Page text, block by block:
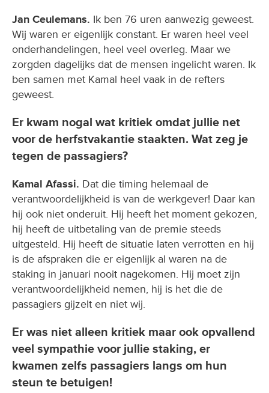
Jan Ceulemans. Ik ben 76 uren aanwezig geweest.
Wij waren er eigenlijk constant. Er waren heel veel
onderhandelingen, heel veel overleg. Maar we
zorgden dagelijks dat de mensen ingelicht waren. Ik
ben samen met Kamal heel vaak in de refters
geweest.
Er kwam nogal wat kritiek omdat jullie net
voor de herfstvakantie staakten. Wat zeg je
tegen de passagiers?
Kamal Afassi. Dat die timing helemaal de
verantwoordelijkheid is van de werkgever! Daar kan
hij ook niet onderuit. Hij heeft het moment gekozen,
hij heeft de uitbetaling van de premie steeds
uitgesteld. Hij heeft de situatie laten verrotten en hij
is de afspraken die er eigenlijk al waren na de
staking in januari nooit nagekomen. Hij moet zijn
verantwoordelijkheid nemen, hij is het die de
passagiers gijzelt en niet wij.
Er was niet alleen kritiek maar ook opvallend
veel sympathie voor jullie staking, er
kwamen zelfs passagiers langs om hun
steun te betuigen!